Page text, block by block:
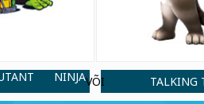
NINJAVÕI TALKING